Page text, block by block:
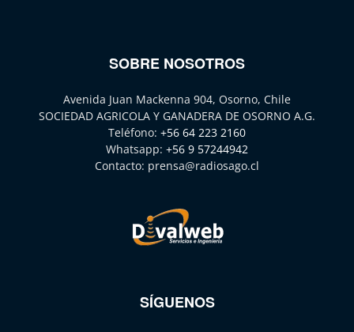
SOBRE NOSOTROS
Avenida Juan Mackenna 904, Osorno, Chile
SOCIEDAD AGRICOLA Y GANADERA DE OSORNO A.G.
Teléfono: +56 64 223 2160
Whatsapp: +56 9 57244942
Contacto: prensa@radiosago.cl
SÍGUENOS